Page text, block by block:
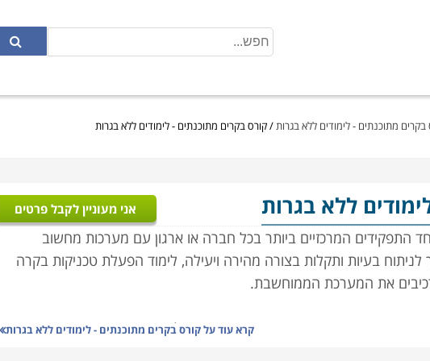
בקרים מתוכנתים - לימודים ללא בגרות/קורס בקרים מתוכנתים - לימודים ללא בגרות
ללא בגרות אני מעוניין לקבל פרטים
התפקידים המרכזיים ביותר בכל חברה או ארגון עם מערכות מחשוב
בעיות ותקלות בצורה מהירה ויעילה, לימוד הפעלת טכניקות בקרה
את המערכת הממוחשבת.
דיוק פחותה ותגובה איטית, אשר הקשו על הצורך בשמירת ערכים קבועים
קרא עוד עלקורס בקרים מתוכנתים - לימודים ללא בגרות